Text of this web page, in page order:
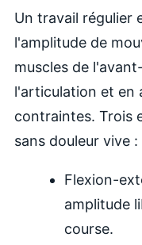
Un travail régulier
l'amplitude de
muscles de
l'articulation et en
contraintes. Trois
sans douleur vive :
Flexion-
amplitude
course.